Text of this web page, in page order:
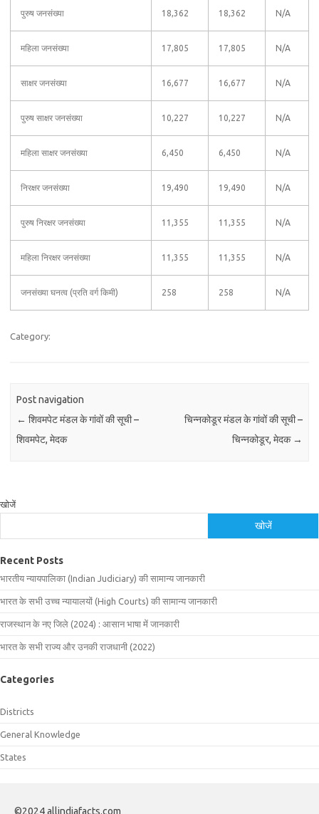
पुरुष जनसंख्या 18,362 18,362 N/A
महिला जनसंख्या 17,805 17,805 N/A
साक्षर जनसंख्या 16,677 16,677 N/A
पुरुष साक्षर जनसंख्या 10,227 10,227 N/A
महिला साक्षर जनसंख्या 6,450 6,450 N/A
निरक्षर जनसंख्या 19,490 19,490 N/A
पुरुष निरक्षर जनसंख्या 11,355 11,355 N/A
महिला निरक्षर जनसंख्या 11,355 11,355 N/A
जनसंख्या घनत्व (प्रति वर्ग किमी) 258 258 N/A
Category:
Post navigation
← शिवमपेट मंडल के गांवों की सूची –
शिवमपेट, मेदक
चिन्नकोडूर मंडल के गांवों की सूची –
चिन्नकोडूर, मेदक →
खोजें
खोजें
Recent Posts
भारतीय न्यायपालिका (Indian Judiciary) की सामान्य जानकारी
भारत के सभी उच्च न्यायालयों (High Courts) की सामान्य जानकारी
राजस्थान के नए जिले (2024) : आसान भाषा में जानकारी
भारत के सभी राज्य और उनकी राजधानी (2022)
Categories
Districts
General Knowledge
States
©2024 allindiafacts.com